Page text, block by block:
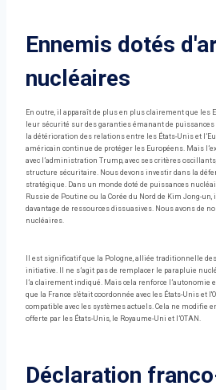
Ennemis dotés
nucléaires
En outre, il apparaît de plus en plus clairement que les
leur sécurité sur des garanties émanant de
la détérioration des relations entre les États-Unis et
américain continue de protéger les Européens. Mais
avec l’administration Trump, avec ses critères
structure sécuritaire. Nous devons investir dans la
stratégique. Dans un monde doté de puissances
Russie de Poutine ou la Corée du Nord de Kim Jong-
davantage de ressources dissuasives. Nous avons de
nucléaires.
Il est significatif que la Pologne, alliée traditionnelle
initiative. Il ne s’agit pas de remplacer le parapluie
l’a clairement indiqué. Mais cela renforce l’autonomie
que la France s'était coordonnée avec les États-Unis et
compatible avec les systèmes actuels. Cela ne modifie
offerte par les États-Unis, le Royaume-Uni et l’OTAN.
Déclaration